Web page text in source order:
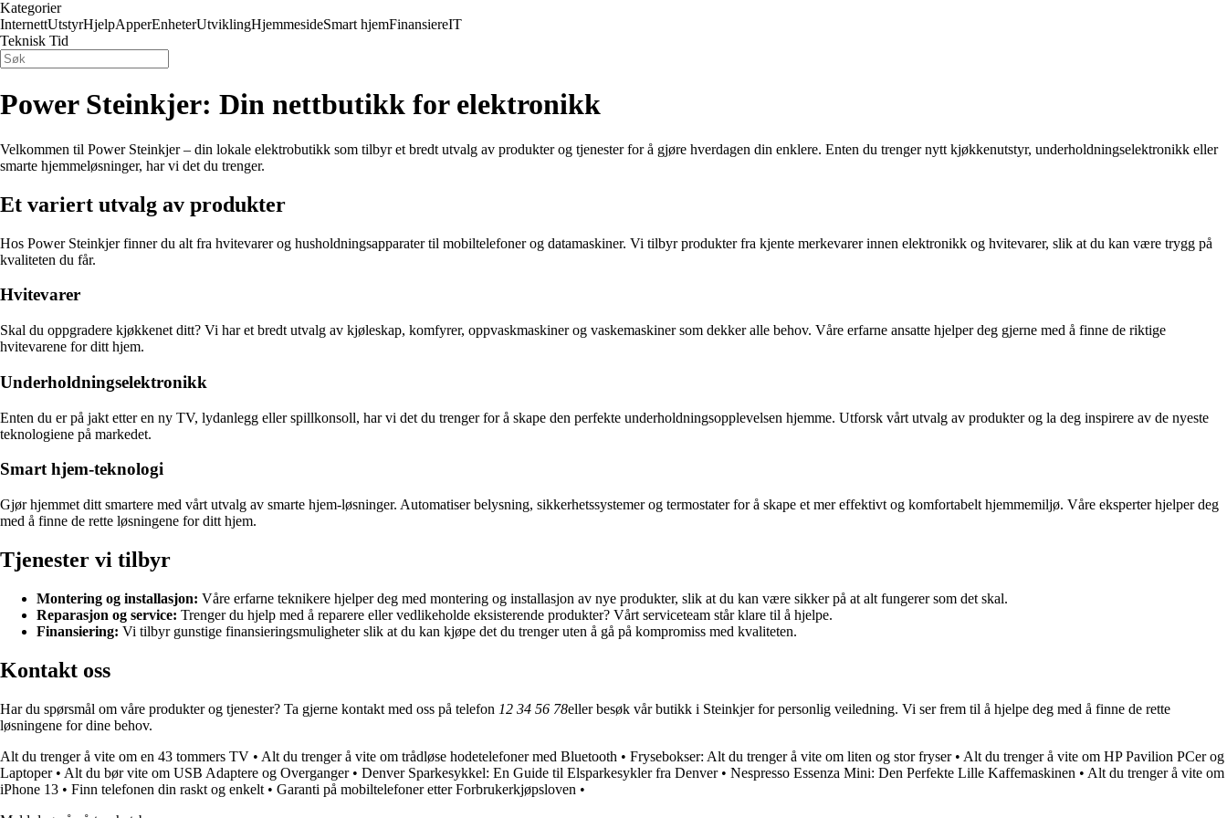
Kategorier
InternettUtstyrHjelpApperEnheterUtviklingHjemmesideSmart hjemFinansiereIT
Teknisk Tid
Power Steinkjer: Din nettbutikk for elektronikk
Velkommen til Power Steinkjer – din lokale elektrobutikk som tilbyr et bredt utvalg av produkter og tjenester for å gjøre hverdagen din enklere. Enten du trenger nytt kjøkkenutstyr, underholdningselektronikk eller
smarte hjemmeløsninger, har vi det du trenger.
Et variert utvalg av produkter
Hos Power Steinkjer finner du alt fra hvitevarer og husholdningsapparater til mobiltelefoner og datamaskiner. Vi tilbyr produkter fra kjente merkevarer innen elektronikk og hvitevarer, slik at du kan være trygg på
kvaliteten du får.
Hvitevarer
Skal du oppgradere kjøkkenet ditt? Vi har et bredt utvalg av kjøleskap, komfyrer, oppvaskmaskiner og vaskemaskiner som dekker alle behov. Våre erfarne ansatte hjelper deg gjerne med å finne de riktige
hvitevarene for ditt hjem.
Underholdningselektronikk
Enten du er på jakt etter en ny TV, lydanlegg eller spillkonsoll, har vi det du trenger for å skape den perfekte underholdningsopplevelsen hjemme. Utforsk vårt utvalg av produkter og la deg inspirere av de nyeste
teknologiene på markedet.
Smart hjem-teknologi
Gjør hjemmet ditt smartere med vårt utvalg av smarte hjem-løsninger. Automatiser belysning, sikkerhetssystemer og termostater for å skape et mer effektivt og komfortabelt hjemmemiljø. Våre eksperter hjelper deg
med å finne de rette løsningene for ditt hjem.
Tjenester vi tilbyr
Montering og installasjon: Våre erfarne teknikere hjelper deg med montering og installasjon av nye produkter, slik at du kan være sikker på at alt fungerer som det skal.
Reparasjon og service: Trenger du hjelp med å reparere eller vedlikeholde eksisterende produkter? Vårt serviceteam står klare til å hjelpe.
Finansiering: Vi tilbyr gunstige finansieringsmuligheter slik at du kan kjøpe det du trenger uten å gå på kompromiss med kvaliteten.
Kontakt oss
Har du spørsmål om våre produkter og tjenester? Ta gjerne kontakt med oss på telefon 12 34 56 78eller besøk vår butikk i Steinkjer for personlig veiledning. Vi ser frem til å hjelpe deg med å finne de rette
løsningene for dine behov.
Alt du trenger å vite om en 43 tommers TV • Alt du trenger å vite om trådløse hodetelefoner med Bluetooth • Frysebokser: Alt du trenger å vite om liten og stor fryser• Alt du trenger å vite om HP Pavilion PCer og
Laptoper• Alt du bør vite om USB Adaptere og Overganger• Denver Sparkesykkel: En Guide til Elsparkesykler fra Denver• Nespresso Essenza Mini: Den Perfekte Lille Kaffemaskinen • Alt du trenger å vite om
iPhone 13 • Finn telefonen din raskt og enkelt • Garanti på mobiltelefoner etter Forbrukerkjøpsloven •